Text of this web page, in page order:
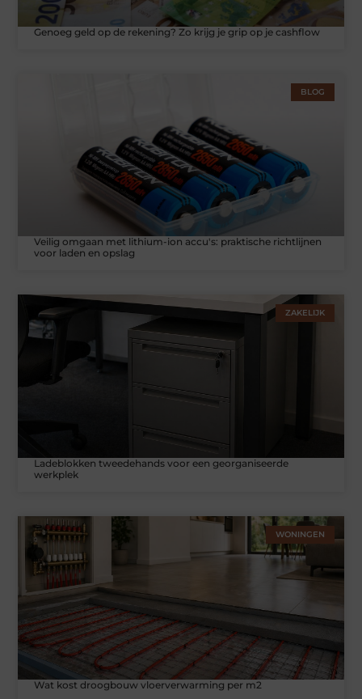
Genoeg geld op de rekening? Zo krijg je grip op je cashflow
BLOG
Veilig omgaan met lithium-ion accu's: praktische richtlijnen
voor laden en opslag
ZAKELIJK
Ladeblokken tweedehands voor een georganiseerde
werkplek
WONINGEN
Wat kost droogbouw vloerverwarming per m2